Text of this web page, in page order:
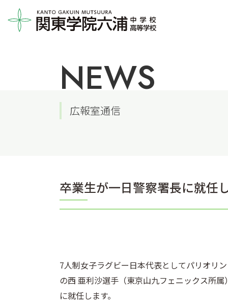
NEWS
広報室通信
卒業生が一日警察署長に就任
7人制女子ラグビー日本代表としてパリオリ
の西 亜利沙選手（東京山九フェニックス所
に就任します。